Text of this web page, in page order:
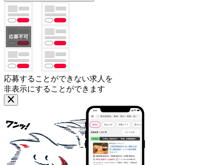
応募することができない求人を
非表示にすることができます